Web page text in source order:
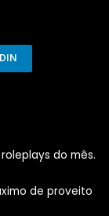
do mês.
de proveito